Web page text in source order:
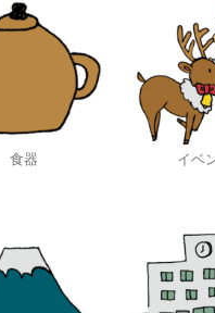
食器 イベ